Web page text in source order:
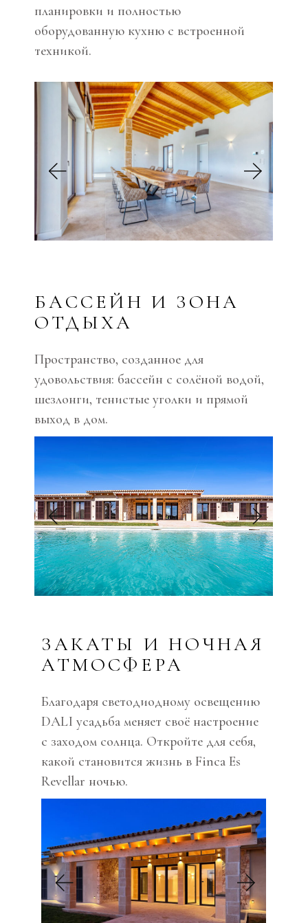
планировки и полностью
оборудованную кухню с встроенной
техникой.
БАССЕЙН И ЗОНА
ОТДЫХА
Пространство, созданное для
удовольствия: бассейн с солёной водой,
шезлонги, тенистые уголки и прямой
выход в дом.
ЗАКАТЫ И НОЧНАЯ
АТМОСФЕРА
Благодаря светодиодному освещению
DALI усадьба меняет своё настроение
с заходом солнца. Откройте для себя,
какой становится жизнь в Finca Es
Revellar ночью.